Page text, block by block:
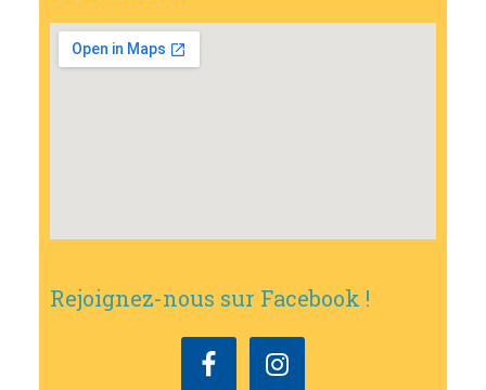
Rejoignez-nous sur Facebook !